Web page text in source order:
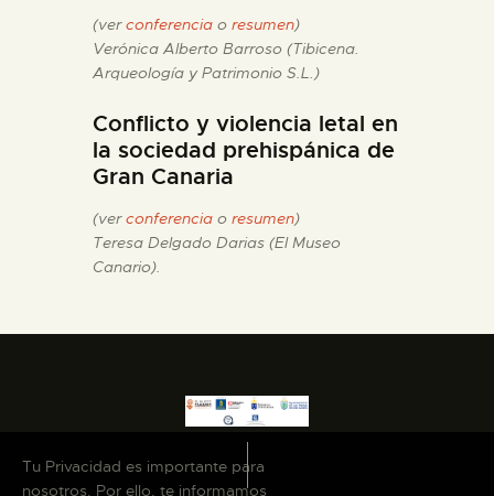
(verconferencia o resumen)
Verónica Alberto Barroso (Tibicena.
Arqueología y Patrimonio S.L.)
Conflicto y violencia letal en
la sociedad prehispánica de
Gran Canaria
(verconferencia o resumen)
Teresa Delgado Darias (El Museo
Canario).
Tu Privacidad es importante para
nosotros. Por ello, te informamos